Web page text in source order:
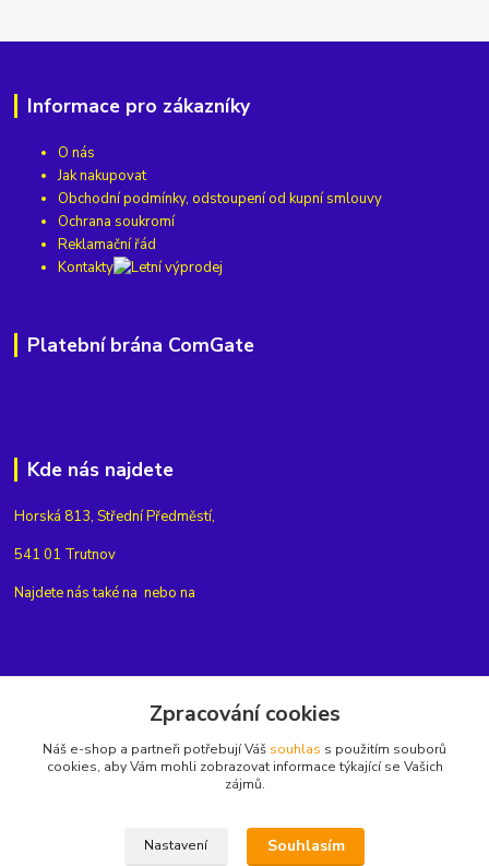
Informace pro zákazníky
O nás
Jak nakupovat
Obchodní podmínky, odstoupení od kupní smlouvy
Ochrana soukromí
Reklamační řád
Kontakty
Platební brána ComGate
Kde nás najdete
Horská 813, Střední Předměstí,
541 01 Trutnov
Najdete nás také na nebo na
+420775654704
Zpracování cookies
Náš e-shop a partneři potřebují Váš souhlas s použitím souborů
cookies, aby Vám mohli zobrazovat informace týkající se Vašich
zájmů.
Nastavení Souhlasím